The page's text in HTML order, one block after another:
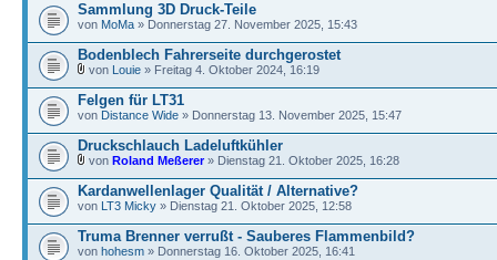
Sammlung 3D Druck-Teile
von MoMa » Donnerstag 27. November 2025, 15:43
Bodenblech Fahrerseite durchgerostet
von Louie » Freitag 4. Oktober 2024, 16:19
Felgen für LT31
von Distance Wide » Donnerstag 13. November 2025, 15:47
Druckschlauch Ladeluftkühler
von Roland Meßerer» Dienstag 21. Oktober 2025, 16:28
Kardanwellenlager Qualität / Alternative?
von LT3 Micky » Dienstag 21. Oktober 2025, 12:58
Truma Brenner verrußt - Sauberes Flammenbild?
von hohesm » Donnerstag 16. Oktober 2025, 16:41